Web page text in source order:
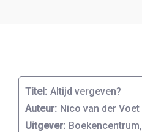
Titel: Altijd vergeven?
Auteur: Nico van der Voet
Uitgever: Boekencentrum,